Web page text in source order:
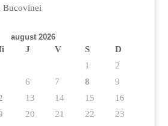
Bucovinei
august 2026
J V S
D
1
2
6 7 8
9
13 14 15
16
20 21 22
23